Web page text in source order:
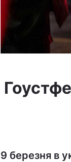
9 березня в